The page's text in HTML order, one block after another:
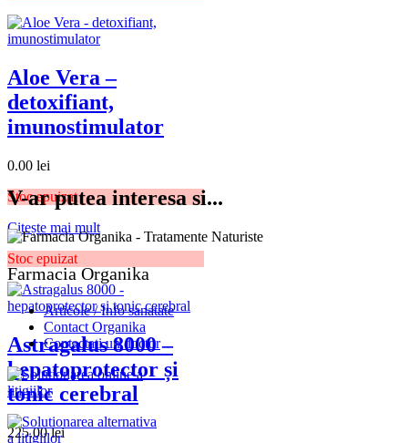
Aloe Vera –
detoxifiant,
imunostimulator
0.00 lei
Stoc epuizat
Citește mai mult
Stoc epuizat
Astragalus 8000 –
hepatoprotector și
tonic cerebral
225.00lei
V-ar putea interesa si...
Farmacia Organika
Articole / Info sanatate
Contact Organika
Contactati un doctor